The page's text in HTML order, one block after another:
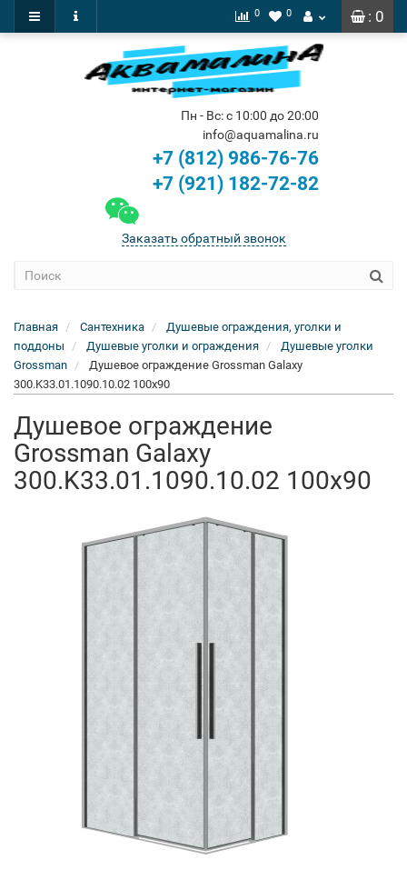
: 0
0 0
Пн - Вс: с 10:00 до 20:00
info@aquamalina.ru
+7 (812) 986-76-76
+7 (921) 182-72-82
Заказать обратный звонок
Главная Сантехника
Душевые ограждения, уголки и
поддоны
Душевые уголки и ограждения
Душевые уголки
Grossman
Душевое ограждение Grossman Galaxy
300.K33.01.1090.10.02 100x90
Душевое ограждение
Grossman Galaxy
300.K33.01.1090.10.02 100x90